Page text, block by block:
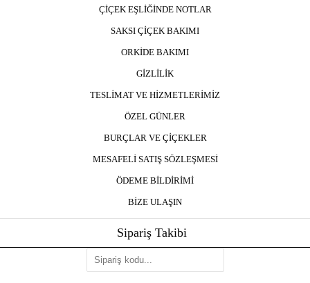
ÇİÇEK EŞLİĞİNDE NOTLAR
SAKSI ÇİÇEK BAKIMI
ORKİDE BAKIMI
GİZLİLİK
TESLİMAT VE HİZMETLERİMİZ
ÖZEL GÜNLER
BURÇLAR VE ÇİÇEKLER
MESAFELİ SATIŞ SÖZLEŞMESİ
ÖDEME BİLDİRİMİ
BİZE ULAŞIN
Sipariş Takibi